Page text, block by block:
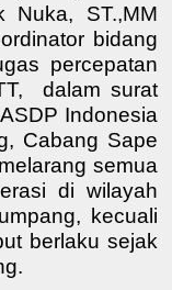
Nuka, ST.,MM
bidang
percepatan
dalam surat
Indonesia
Cabang Sape
semua
di wilayah
kecuali
berlaku sejak